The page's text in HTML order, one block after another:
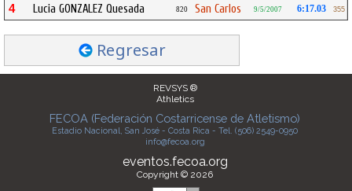
4 Lucia GONZALEZ Quesada 820 San Carlos 9/5/2007 6:17.03 355
Regresar
REVSYS ®
Athletics
FECOA (Federación Costarricense de Atletismo)
Estadio Nacional, San José - Costa Rica - Tel. (506) 2549-0950
info@fecoa.org
eventos.fecoa.org
Copyright © 2026